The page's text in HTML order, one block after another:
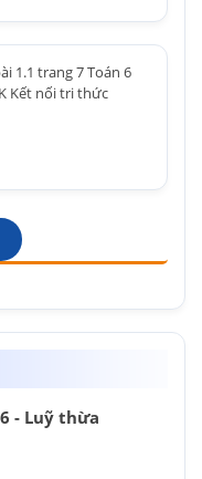
1.1 trang 7 Toán 6
Kết nối tri thức
- Luỹ thừa